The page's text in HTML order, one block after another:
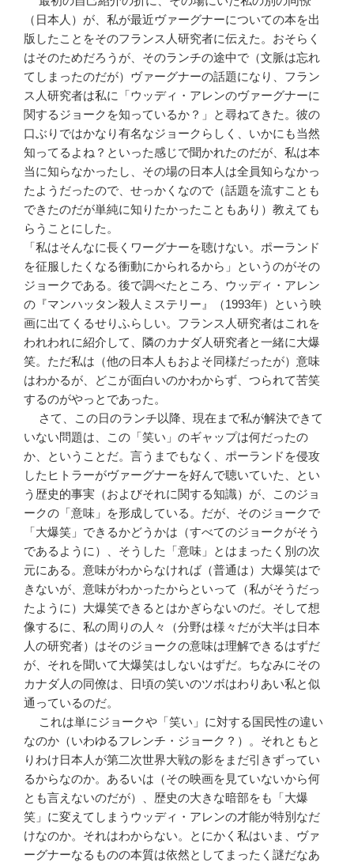
（日本人）が、私が最近ヴァーグナーについての本を出
版したことをそのフランス人研究者に伝えた。おそらく
はそのためだろうが、そのランチの途中で（文脈は忘れ
てしまったのだが）ヴァーグナーの話題になり、フラン
ス人研究者は私に「ウッディ・アレンのヴァーグナーに
関するジョークを知っているか？」と尋ねてきた。彼の
口ぶりではかなり有名なジョークらしく、いかにも当然
知ってるよね？といった感じで聞かれたのだが、私は本
当に知らなかったし、その場の日本人は全員知らなかっ
たようだったので、せっかくなので（話題を流すことも
できたのだが単純に知りたかったこともあり）教えても
らうことにした。
「私はそんなに長くワーグナーを聴けない。ポーランド
を征服したくなる衝動にかられるから」というのがその
ジョークである。後で調べたところ、ウッディ・アレン
の『マンハッタン殺人ミステリー』（1993年）という映
画に出てくるせりふらしい。フランス人研究者はこれを
われわれに紹介して、隣のカナダ人研究者と一緒に大爆
笑。ただ私は（他の日本人もおよそ同様だったが）意味
はわかるが、どこが面白いのかわからず、つられて苦笑
するのがやっとであった。
さて、この日のランチ以降、現在まで私が解決できて
いない問題は、この「笑い」のギャップは何だったの
か、ということだ。言うまでもなく、ポーランドを侵攻
したヒトラーがヴァーグナーを好んで聴いていた、とい
う歴史的事実（およびそれに関する知識）が、このジョ
ークの「意味」を形成している。だが、そのジョークで
「大爆笑」できるかどうかは（すべてのジョークがそう
であるように）、そうした「意味」とはまったく別の次
元にある。意味がわからなければ（普通は）大爆笑はで
きないが、意味がわかったからといって（私がそうだっ
たように）大爆笑できるとはかぎらないのだ。そして想
像するに、私の周りの人々（分野は様々だが大半は日本
人の研究者）はそのジョークの意味は理解できるはずだ
が、それを聞いて大爆笑はしないはずだ。ちなみにその
カナダ人の同僚は、日頃の笑いのツボはわりあい私と似
通っているのだ。
これは単にジョークや「笑い」に対する国民性の違い
なのか（いわゆるフレンチ・ジョーク？）。それともと
りわけ日本人が第二次世界大戦の影をまだ引きずってい
るからなのか。あるいは（その映画を見ていないから何
とも言えないのだが）、歴史の大きな暗部をも「大爆
笑」に変えてしまうウッディ・アレンの才能が特別なだ
けなのか。それはわからない。とにかく私はいま、ヴァ
ーグナーなるものの本質は依然としてまったく謎だなあ